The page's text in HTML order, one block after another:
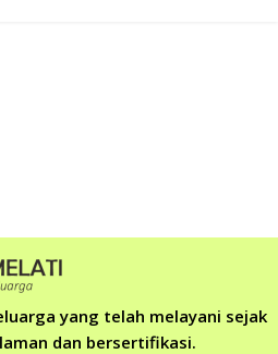
yang telah melayani sejak
dan bersertifikasi.